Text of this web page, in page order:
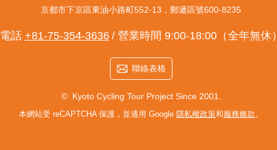
京都市下京區東油小路町552-13，郵遞區號600-8235
電話 +81-75-354-3636 營業時間 9:00-18:00（全年無休
聯絡表格
© Kyoto Cycling Tour Project Since 2001.
本網站受 reCAPTCHA 保護，並適用 Google 隱私權政策和 服務條款。